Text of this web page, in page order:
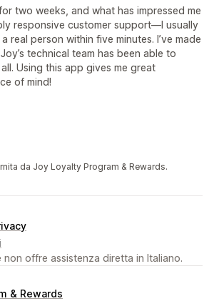
two weeks, and what has impressed me
responsive customer support—I usually
real person within five minutes. I’ve made
technical team has been able to
Using this app gives me great
of mind!
da Joy Loyalty Program & Rewards.
offre assistenza diretta in Italiano.
& Rewards